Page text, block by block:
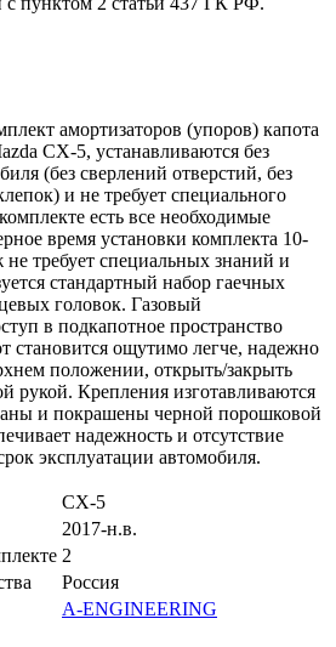
амортизаторов (упоров) капота
CX-5, устанавливаются без
(без сверлений отверстий, без
и не требует специального
есть все необходимые
время установки комплекта 10-
требует специальных знаний и
стандартный набор гаечных
головок. Газовый
в подкапотное пространство
становится ощутимо легче, надежно
положении, открыть/закрыть
рукой. Крепления изготавливаются
и покрашены черной порошковой
надежность и отсутствие
эксплуатации автомобиля.
CX-5
2017-н.в.
2
Россия
A-ENGINEERING